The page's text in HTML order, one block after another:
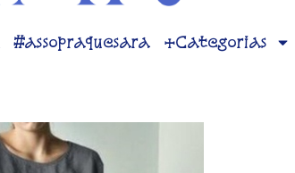
#assopraquesara +Categorias